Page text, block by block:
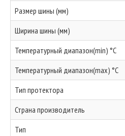
Размер шины (мм)
Ширина шины (мм)
Температурный диапазон(min) °C
Температурный диапазон(max) °C
Тип протектора
Страна производитель
Тип